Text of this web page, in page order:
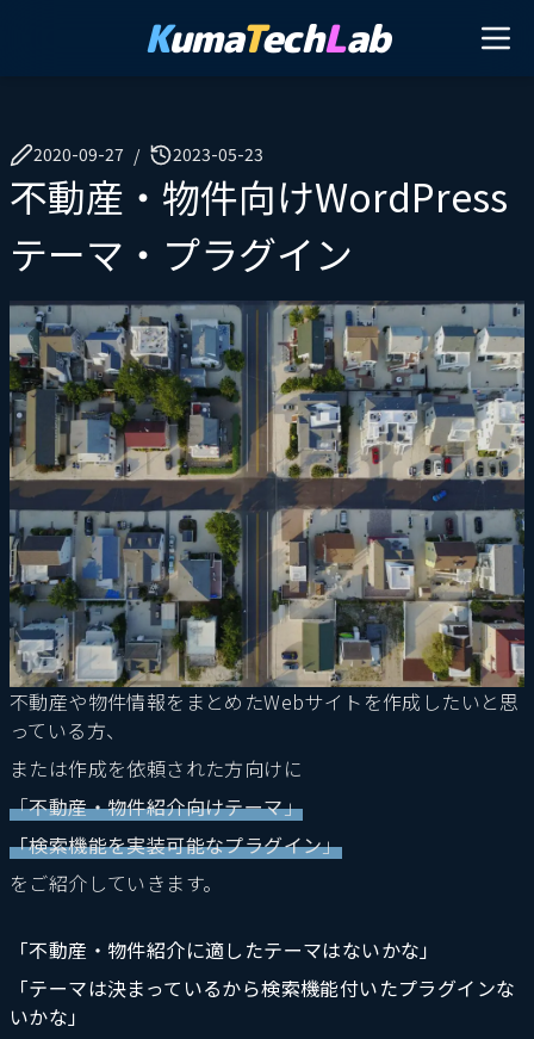
KumaTechLab
2020-09-27 / 2023-05-23
不動産・物件向けWordPress
テーマ・プラグイン
不動産や物件情報をまとめたWebサイトを作成したいと思
っている方、
または作成を依頼された方向けに
「不動産・物件紹介向けテーマ」
「検索機能を実装可能なプラグイン」
をご紹介していきます。
「不動産・物件紹介に適したテーマはないかな」
「テーマは決まっているから検索機能付いたプラグインな
いかな」